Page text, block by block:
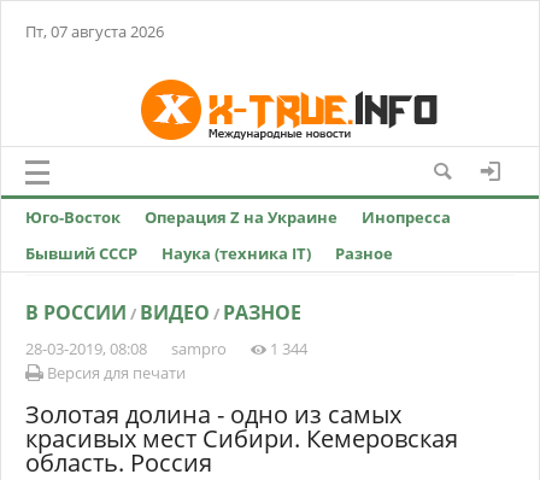
Пт, 07 августа 2026
Юго-Восток Операция Z на Украине
Инопресса
Бывший СССР
Наука (техника IT) Разное
В РОССИИ / ВИДЕО / РАЗНОЕ
28-03-2019, 08:08 sampro
1 344
Версия для печати
Золотая долина - одно из самых
красивых мест Сибири. Кемеровская
область. Россия